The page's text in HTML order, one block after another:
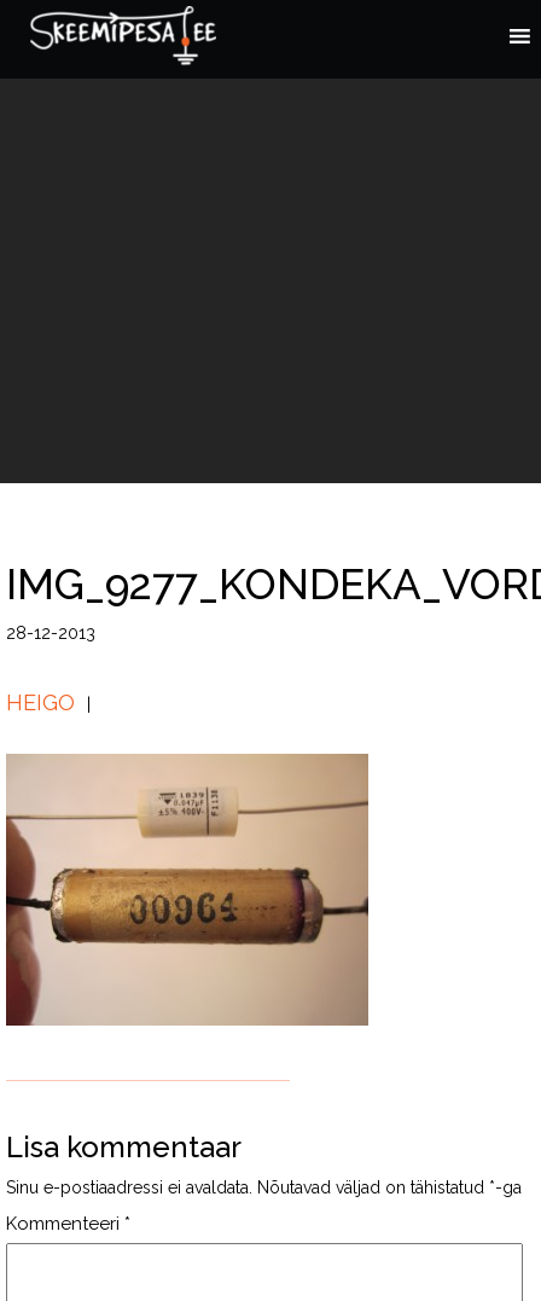
28-12-2013
HEIGO
Lisa kommentaar
Sinu e-postiaadressi ei avaldata. Nõutavad väljad on tähistatud *-ga
Kommenteeri *